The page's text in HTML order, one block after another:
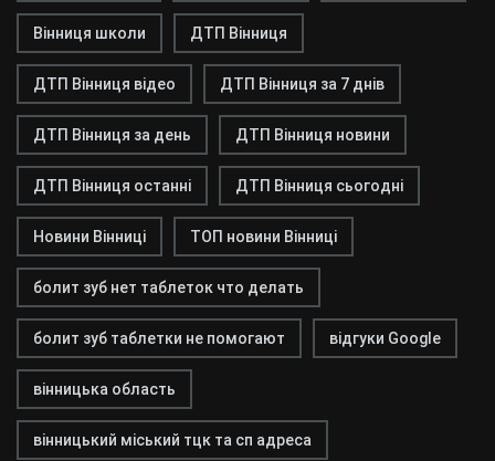
Вінниця школи ДТП Вінниця
ДТП Вінниця відео ДТП Вінниця за 7 днів
ДТП Вінниця за день ДТП Вінниця новини
ДТП Вінниця останні ДТП Вінниця сьогодні
Новини Вінниці ТОП новини Вінниці
болит зуб нет таблеток что делать
болит зуб таблетки не помогают відгуки Google
вінницька область
вінницький міський тцк та сп адреса